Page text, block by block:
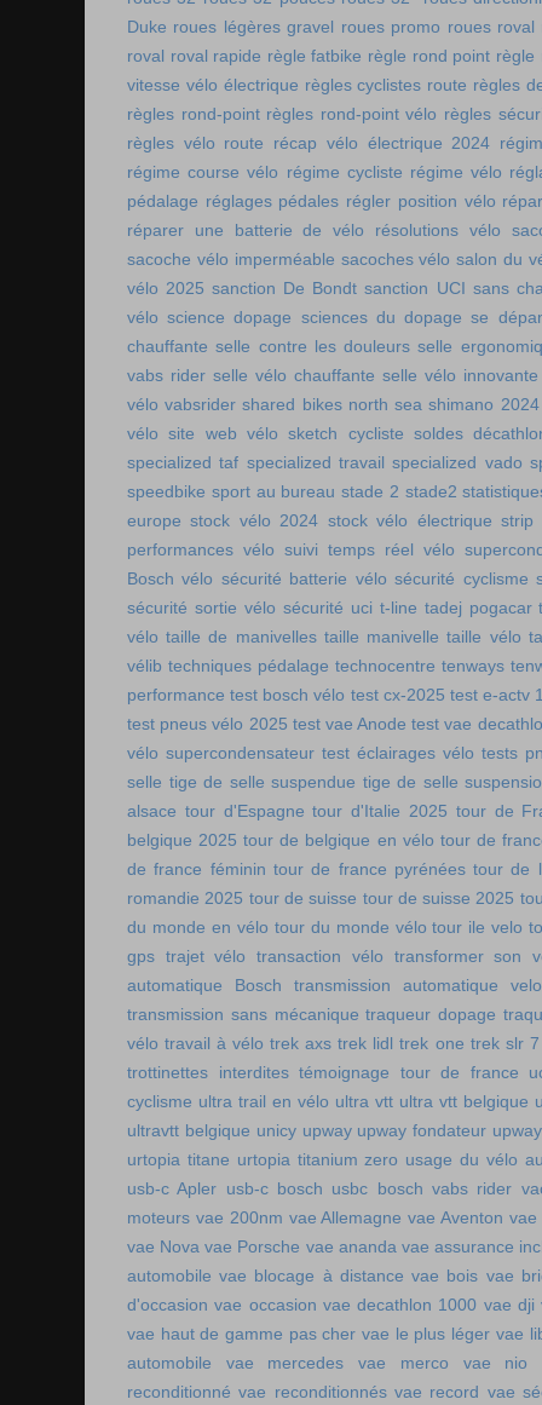
Duke roues légères gravel roues promo roues roval
roval roval rapide règle fatbike règle rond point règle
vitesse vélo électrique règles cyclistes route règles
règles rond-point règles rond-point vélo règles
règles vélo route
récap vélo électrique 2024
régime course vélo régime cycliste régime vélo
pédalage réglages pédales régler position vélo
réparer une batterie de vélo
résolutions vélo
sacoche vélo imperméable sacoches vélo salon du
vélo 2025 sanction De Bondt sanction UCI sans
vélo science dopage sciences du dopage se
chauffante selle contre les douleurs selle
vabs rider selle vélo chauffante selle vélo innovante
vélo vabsrider shared bikes north sea shimano 2024
vélo site web vélo sketch cycliste soldes
specialized taf specialized travail specialized vado
speedbike sport au bureau stade 2 stade2
europe stock vélo 2024 stock vélo électrique strip
performances vélo suivi temps réel vélo
Bosch vélo sécurité batterie vélo sécurité cyclisme
sécurité sortie vélo sécurité uci t-line tadej pogacar
vélo taille de manivelles taille manivelle taille vélo
vélib techniques pédalage technocentre tenways
performance test bosch vélo test cx-2025 test e-actv
test pneus vélo 2025 test vae Anode test vae
vélo supercondensateur test éclairages vélo tests
selle tige de selle suspendue tige de selle
alsace tour d'Espagne tour d'Italie 2025 tour de
belgique 2025 tour de belgique en vélo tour de
de france féminin tour de france pyrénées tour de
romandie 2025 tour de suisse tour de suisse 2025
du monde en vélo tour du monde vélo tour ile velo
gps trajet vélo transaction vélo
transformer son
automatique Bosch
transmission automatique
transmission sans mécanique traqueur dopage
vélo travail à vélo trek axs trek lidl trek one trek slr 7
trottinettes interdites témoignage tour de france
cyclisme ultra trail en vélo ultra vtt ultra vtt belgique
ultravtt belgique unicy upway upway fondateur
urtopia titane urtopia titanium zero usage du vélo
usb-c Apler usb-c bosch usbc bosch vabs rider
moteurs vae 200nm vae Allemagne vae Aventon vae
vae Nova vae Porsche vae ananda vae assurance
automobile vae blocage à distance vae bois vae
d'occasion vae occasion vae decathlon 1000 vae dji
vae haut de gamme pas cher vae le plus léger vae
automobile
vae mercedes vae merco
vae nio
reconditionné vae reconditionnés vae record vae